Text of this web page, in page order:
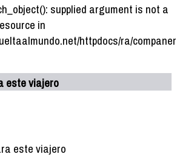
supplied argument is not a
in
httpdocs/ra/
este viajero
este viajero